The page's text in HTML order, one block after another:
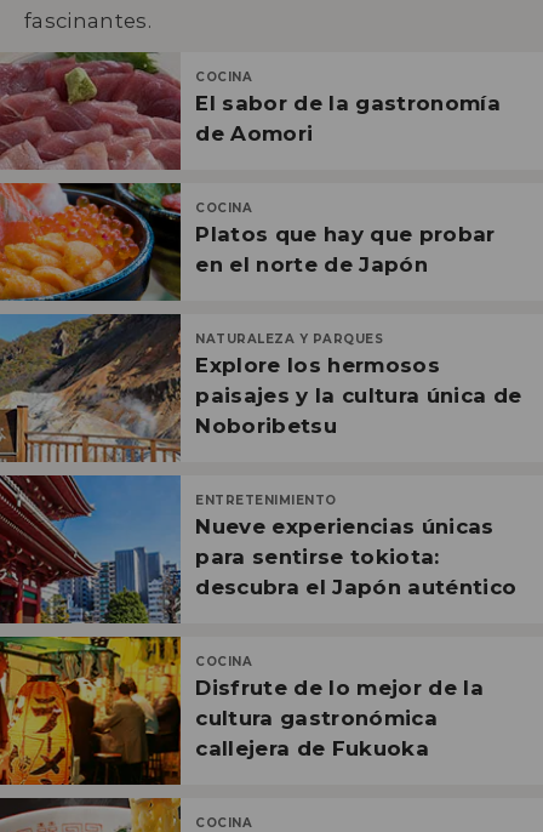
fascinantes.
COCINA
El sabor de la gastronomía
de Aomori
COCINA
Platos que hay que probar
en el norte de Japón
NATURALEZA Y PARQUES
Explore los hermosos
paisajes y la cultura única de
Noboribetsu
ENTRETENIMIENTO
Nueve experiencias únicas
para sentirse tokiota:
descubra el Japón auténtico
COCINA
Disfrute de lo mejor de la
cultura gastronómica
callejera de Fukuoka
COCINA